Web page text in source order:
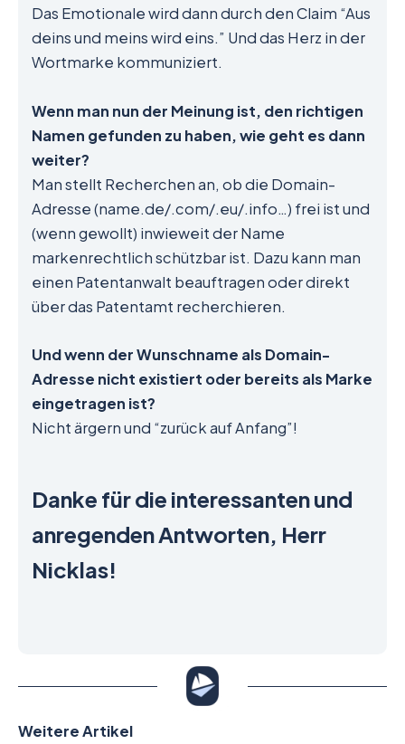
Das Emotionale wird dann durch den Claim “Aus
deins und meins wird eins.” Und das Herz in der
Wortmarke kommuniziert.
Wenn man nun der Meinung ist, den richtigen
Namen gefunden zu haben, wie geht es dann
weiter?
Man stellt Recherchen an, ob die Domain-
Adresse (name.de/.com/.eu/.info…) frei ist und
(wenn gewollt) inwieweit der Name
markenrechtlich schützbar ist. Dazu kann man
einen Patentanwalt beauftragen oder direkt
über das Patentamt recherchieren.
Und wenn der Wunschname als Domain-
Adresse nicht existiert oder bereits als Marke
eingetragen ist?
Nicht ärgern und “zurück auf Anfang”!
Danke für die interessanten und
anregenden Antworten, Herr
Nicklas!
Weitere Artikel